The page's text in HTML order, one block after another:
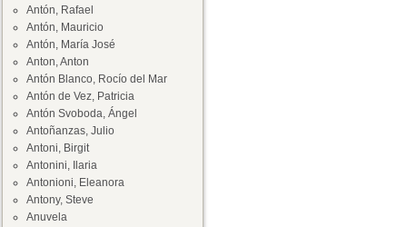
Antón, Rafael
Antón, Mauricio
Antón, María José
Anton, Anton
Antón Blanco, Rocío del Mar
Antón de Vez, Patricia
Antón Svoboda, Ángel
Antoñanzas, Julio
Antoni, Birgit
Antonini, Ilaria
Antonioni, Eleanora
Antony, Steve
Anuvela